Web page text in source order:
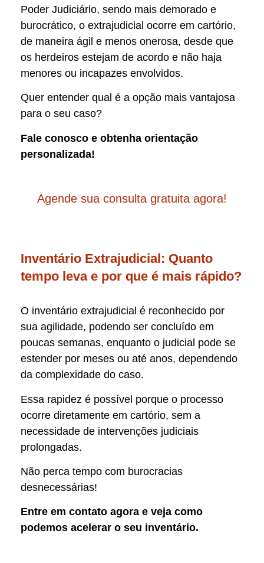
Poder Judiciário, sendo mais demorado e
burocrático, o extrajudicial ocorre em cartório,
de maneira ágil e menos onerosa, desde que
os herdeiros estejam de acordo e não haja
menores ou incapazes envolvidos.
Quer entender qual é a opção mais vantajosa
para o seu caso?
Fale conosco e obtenha orientação
personalizada!
Agende sua consulta gratuita agora!
Inventário Extrajudicial: Quanto
tempo leva e por que é mais rápido?
O inventário extrajudicial é reconhecido por
sua agilidade, podendo ser concluído em
poucas semanas, enquanto o judicial pode se
estender por meses ou até anos, dependendo
da complexidade do caso.
Essa rapidez é possível porque o processo
ocorre diretamente em cartório, sem a
necessidade de intervenções judiciais
prolongadas.
Não perca tempo com burocracias
desnecessárias!
Entre em contato agora e veja como
podemos acelerar o seu inventário.